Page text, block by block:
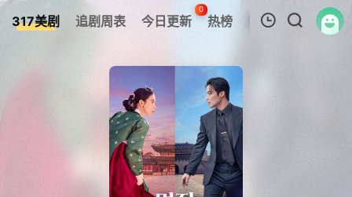
317美剧 追剧周表 今日更新
0
热榜 APP
暂无观看影片的记录